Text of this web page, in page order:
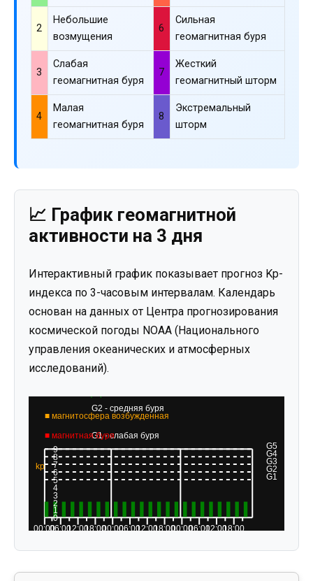
2
Небольшие
возмущения
6
Сильная
геомагнитная буря
3
Слабая
геомагнитная буря
7
Жесткий
геомагнитный шторм
4
Малая
геомагнитная буря
8
Экстремальный
шторм
📈 График геомагнитной
активности на 3 дня
Интерактивный график показывает прогноз Kp-
индекса по 3-часовым интервалам. Календарь
основан на данных от Центра прогнозирования
космической погоды NOAA (Национального
управления океанических и атмосферных
исследований).